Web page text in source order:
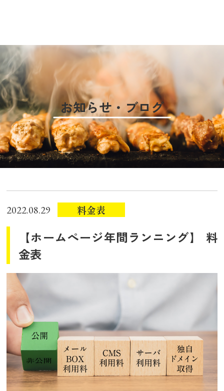
お知らせ・ブログ
2022.08.29 料金表
【ホームぺージ年間ランニング】 料
金表